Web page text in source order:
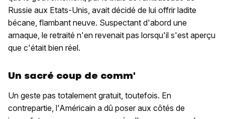
Russie aux Etats-Unis, avait décidé de lui offrir ladite
bécane, flambant neuve. Suspectant d'abord une
arnaque, le retraité n'en revenait pas lorsqu'il s'est aperçu
que c'était bien réel.
Un sacré coup de comm'
Un geste pas totalement gratuit, toutefois. En
contrepartie, l'Américain a dû poser aux côtés de